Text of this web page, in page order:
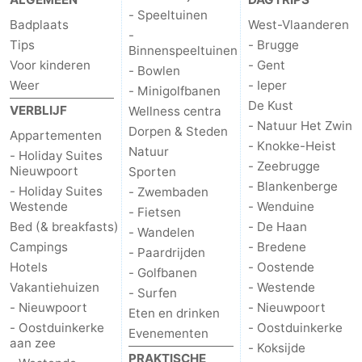
Badplaats
Tips
Voor kinderen
Weer
VERBLIJF
Appartementen
- Holiday Suites
Nieuwpoort
- Holiday Suites
Westende
Bed (& breakfasts)
Campings
Hotels
Vakantiehuizen
- Nieuwpoort
- Oostduinkerke
aan zee
- Speeltuinen
-
Binnenspeeltuinen
- Bowlen
- Minigolfbanen
Wellness centra
Dorpen & Steden
Natuur
Sporten
- Zwembaden
- Fietsen
- Wandelen
- Paardrijden
- Golfbanen
- Surfen
Eten en drinken
Evenementen
PRAKTISCHE
West-Vlaanderen
- Brugge
- Gent
- Ieper
De Kust
- Natuur Het Zwin
- Knokke-Heist
- Zeebrugge
- Blankenberge
- Wenduine
- De Haan
- Bredene
- Oostende
- Westende
- Nieuwpoort
- Oostduinkerke
- Koksijde